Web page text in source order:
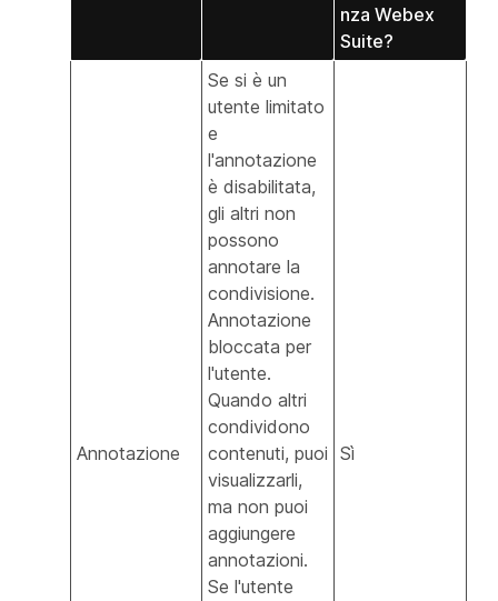
nza Webex
Suite?
Annotazione
Se si è un
utente limitato
e
l'annotazione
è disabilitata,
gli altri non
possono
annotare la
condivisione.
Annotazione
bloccata per
l'utente.
Quando altri
condividono
contenuti, puoi
visualizzarli,
ma non puoi
aggiungere
annotazioni.
Se l'utente
Sì